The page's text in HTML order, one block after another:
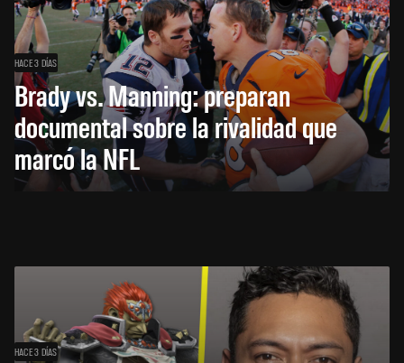
HACE 3 DÍAS
Brady vs. Manning: preparan
documental sobre la rivalidad que
marcó la NFL
HACE 3 DÍAS